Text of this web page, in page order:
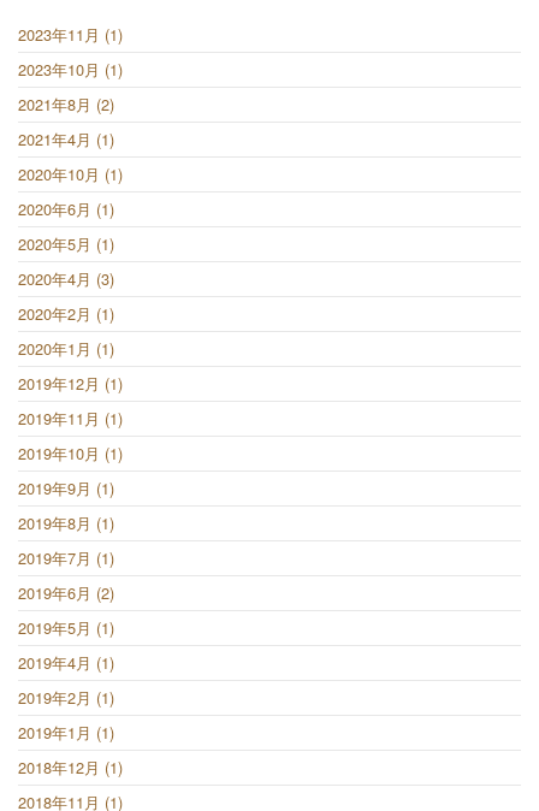
2023年11月 (1)
2023年10月 (1)
2021年8月 (2)
2021年4月 (1)
2020年10月 (1)
2020年6月 (1)
2020年5月 (1)
2020年4月 (3)
2020年2月 (1)
2020年1月 (1)
2019年12月 (1)
2019年11月 (1)
2019年10月 (1)
2019年9月 (1)
2019年8月 (1)
2019年7月 (1)
2019年6月 (2)
2019年5月 (1)
2019年4月 (1)
2019年2月 (1)
2019年1月 (1)
2018年12月 (1)
2018年11月 (1)